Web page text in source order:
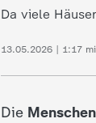
Da viele
13.05.2026 | 1:17
Die